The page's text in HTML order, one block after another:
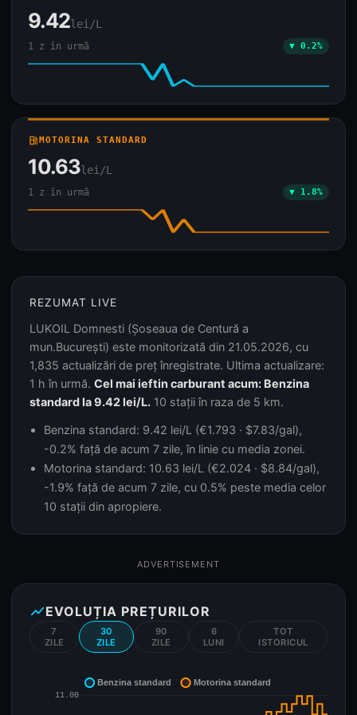
9.42lei/L
1 z în urmă ▼ 0.2%
local_gas_stationMOTORINA STANDARD
10.63lei/L
1 z în urmă ▼ 1.8%
REZUMAT LIVE
LUKOIL Domnesti (Șoseaua de Centură a
mun.București) este monitorizată din 21.05.2026, cu
1,835 actualizări de preț înregistrate. Ultima actualizare:
1 h în urmă. Cel mai ieftin carburant acum: Benzina
standard la 9.42 lei/L. 10 stații în raza de 5 km.
Benzina standard: 9.42 lei/L (€1.793 · $7.83/gal),
-0.2% față de acum 7 zile, în linie cu media zonei.
Motorina standard: 10.63 lei/L (€2.024 · $8.84/gal),
-1.9% față de acum 7 zile, cu 0.5% peste media celor
10 stații din apropiere.
ADVERTISEMENT
show_chartEVOLUȚIA PREȚURILOR
7
ZILE
30
ZILE
90
ZILE
6
LUNI
TOT
ISTORICUL